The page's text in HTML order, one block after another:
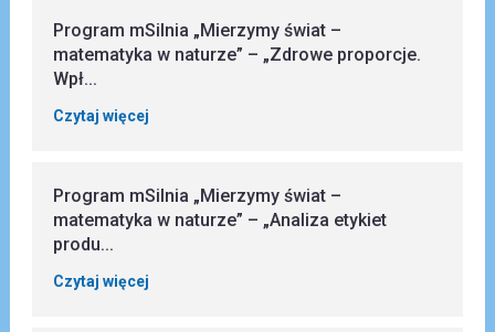
Program mSilnia „Mierzymy świat –
matematyka w naturze” – „Zdrowe proporcje.
Wpł...
Czytaj więcej
Program mSilnia „Mierzymy świat –
matematyka w naturze” – „Analiza etykiet
produ...
Czytaj więcej